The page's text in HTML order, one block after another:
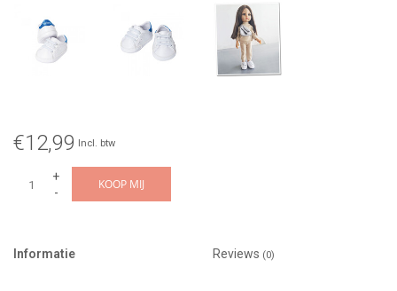
€12,99 Incl. btw
+
-
KOOP MIJ
Informatie Reviews (0)